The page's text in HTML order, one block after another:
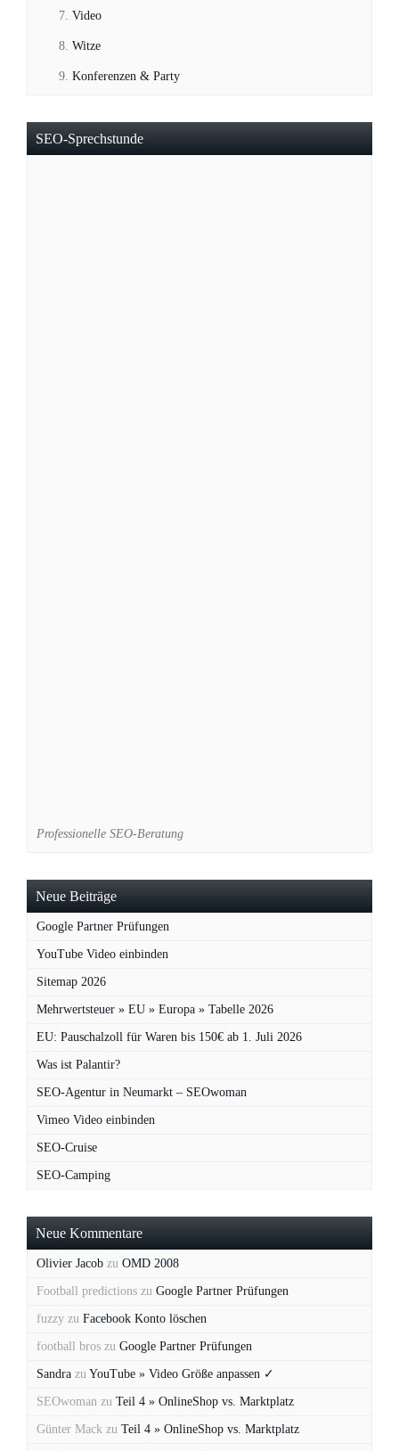
Video
Witze
Konferenzen & Party
SEO-Sprechstunde
Professionelle SEO-Beratung
Neue Beiträge
Google Partner Prüfungen
YouTube Video einbinden
Sitemap 2026
Mehrwertsteuer » EU » Europa » Tabelle 2026
EU: Pauschalzoll für Waren bis 150€ ab 1. Juli 2026
Was ist Palantir?
SEO-Agentur in Neumarkt – SEOwoman
Vimeo Video einbinden
SEO-Cruise
SEO-Camping
Neue Kommentare
Olivier Jacob zu OMD 2008
Football predictions zu Google Partner Prüfungen
fuzzy zu Facebook Konto löschen
football bros zu Google Partner Prüfungen
Sandra zu YouTube » Video Größe anpassen ✓
SEOwoman zu Teil 4 » OnlineShop vs. Marktplatz
Günter Mack zu Teil 4 » OnlineShop vs. Marktplatz